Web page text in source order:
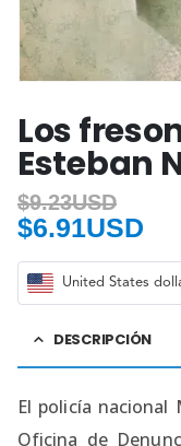
Los
Esteban
$9.23USD
$6.91USD
United States
DESCRIPCIÓN
El policía nacional
Oficina de